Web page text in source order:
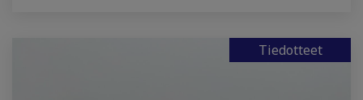
Tiedotteet